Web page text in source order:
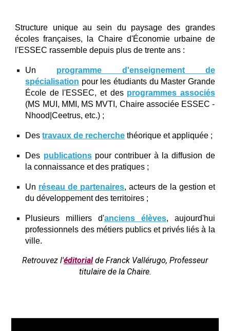
Structure unique au sein du paysage des grandes
écoles françaises, la Chaire d'Économie urbaine de
l'ESSEC rassemble depuis plus de trente ans :
Un programme d'enseignement de
spécialisation pour les étudiants du Master Grande
École de l'ESSEC, et des programmes associés
(MS MUI, MMI, MS MVTI, Chaire associée ESSEC -
Nhood|Ceetrus, etc.) ;
Destravaux de recherche théorique et appliquée ;
Des publicationspour contribuer à la diffusion de
la connaissance et des pratiques ;
Un réseau de partenaires, acteurs de la gestion et
du développement des territoires ;
Plusieurs milliers d'anciens élèves, aujourd'hui
professionnels des métiers publics et privés liés à la
ville.
Retrouvez l'éditorialde Franck Vallérugo, Professeur
titulaire de la Chaire.